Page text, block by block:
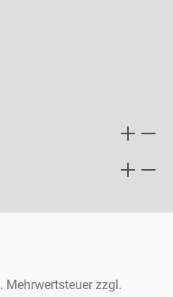
Mehrwertsteuer zzgl.